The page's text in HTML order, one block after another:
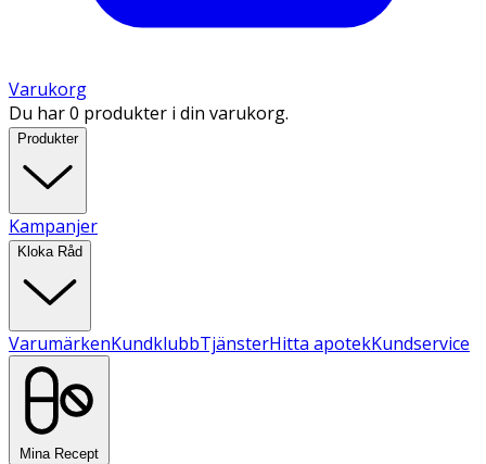
Varukorg
Du har 0 produkter i din varukorg.
Produkter
Kampanjer
Kloka Råd
VarumärkenKundklubbTjänsterHitta apotekKundservice
Mina Recept